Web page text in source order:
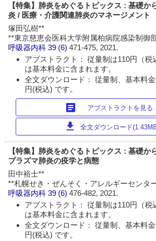
【特集】肺炎をめぐるトピックス : 基礎か
炎 / 医療・介護関連肺炎のマネージメント
塚田弘樹**
**東京慈恵会医科大学附属柏病院感染制御
呼吸器内科 39 (6)471-475, 2021.
アブストラクト： 従量制は110円（税
は基本料金に含まれます。
全文ダウンロード： 従量制、基本料
円(税込) です。
article アブストラクトを見る
download 全文ダウンロード
【特集】肺炎をめぐるトピックス : 基礎か
プラズマ肺炎の疫学と病態
田中裕士**
**札幌せき・ぜんそく・アレルギーセンタ
呼吸器内科 39 (6)476-482, 2021.
アブストラクト： 従量制は110円（税
は基本料金に含まれます。
全文ダウンロード： 従量制、基本料
円(税込) です。